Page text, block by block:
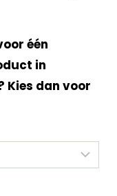
één
in
Kies dan voor